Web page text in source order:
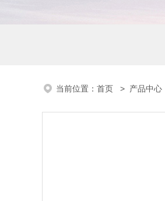
当前位置： 首页 > 产品中心